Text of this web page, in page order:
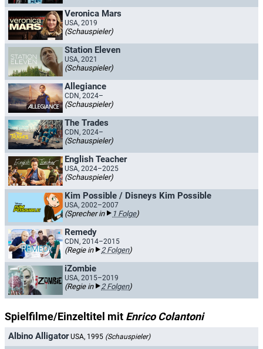
Veronica Mars
USA, 2019
(Schauspieler)
Station Eleven
USA, 2021
(Schauspieler)
Allegiance
CDN, 2024–
(Schauspieler)
The Trades
CDN, 2024–
(Schauspieler)
English Teacher
USA, 2024–2025
(Schauspieler)
Kim Possible / Disneys Kim Possible
USA, 2002–2007
(Sprecher in 1 Folge)
Remedy
CDN, 2014–2015
(Regie in 2 Folgen)
iZombie
USA, 2015–2019
(Regie in 2 Folgen)
Spielfilme/Einzeltitel mit Enrico Colantoni
Albino Alligator USA, 1995 (Schauspieler)